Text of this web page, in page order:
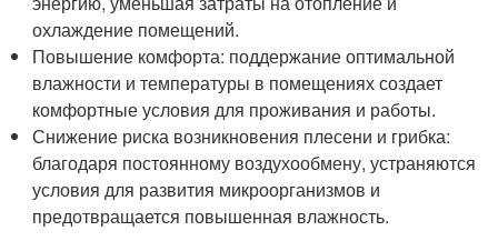
охлаждение помещений.
Повышение комфорта: поддержание оптимальной
влажности и температуры в помещениях создает
комфортные условия для проживания и работы.
Снижение риска возникновения плесени и грибка:
благодаря постоянному воздухообмену, устраняются
условия для развития микроорганизмов и
предотвращается повышенная влажность.